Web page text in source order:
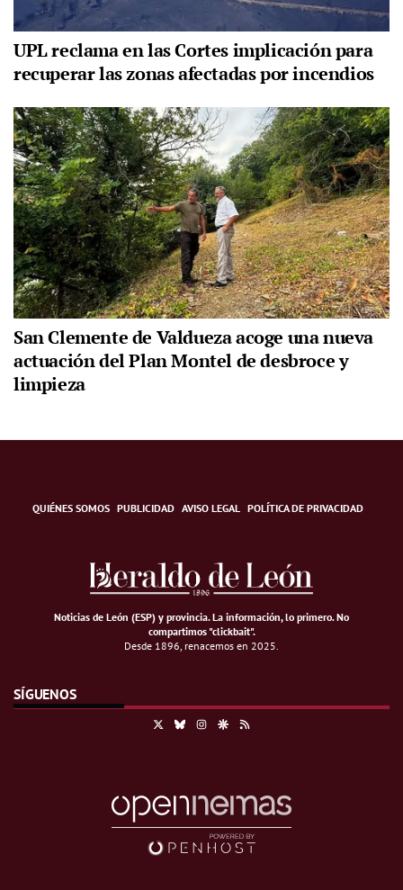
UPL reclama en las Cortes implicación para
recuperar las zonas afectadas por incendios
San Clemente de Valdueza acoge una nueva
actuación del Plan Montel de desbroce y
limpieza
QUIÉNES SOMOS PUBLICIDAD AVISO LEGAL POLÍTICA DE PRIVACIDAD
Noticias de León (ESP) y provincia. La información, lo primero.No
compartimos "clickbait".
Desde 1896, renacemos en 2025.
SÍGUENOS
BlueskyInstagramGoogle Discover